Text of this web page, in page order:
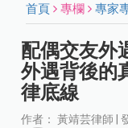
首頁 專欄 專家
配偶交友外
外遇背後的
律底線
作者： 黃靖芸律師 |